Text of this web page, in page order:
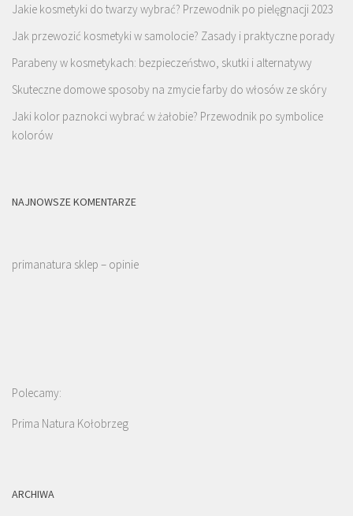
Jakie kosmetyki do twarzy wybrać? Przewodnik po pielęgnacji 2023
Jak przewozić kosmetyki w samolocie? Zasady i praktyczne porady
Parabeny w kosmetykach: bezpieczeństwo, skutki i alternatywy
Skuteczne domowe sposoby na zmycie farby do włosów ze skóry
Jaki kolor paznokci wybrać w żałobie? Przewodnik po symbolice
kolorów
NAJNOWSZE KOMENTARZE
primanatura sklep – opinie
Polecamy:
Prima Natura Kołobrzeg
ARCHIWA